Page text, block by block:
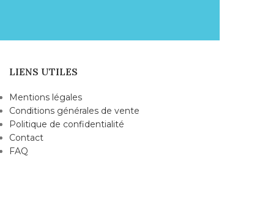
LIENS UTILES
Mentions légales
Conditions générales de vente
Politique de confidentialité
Contact
FAQ